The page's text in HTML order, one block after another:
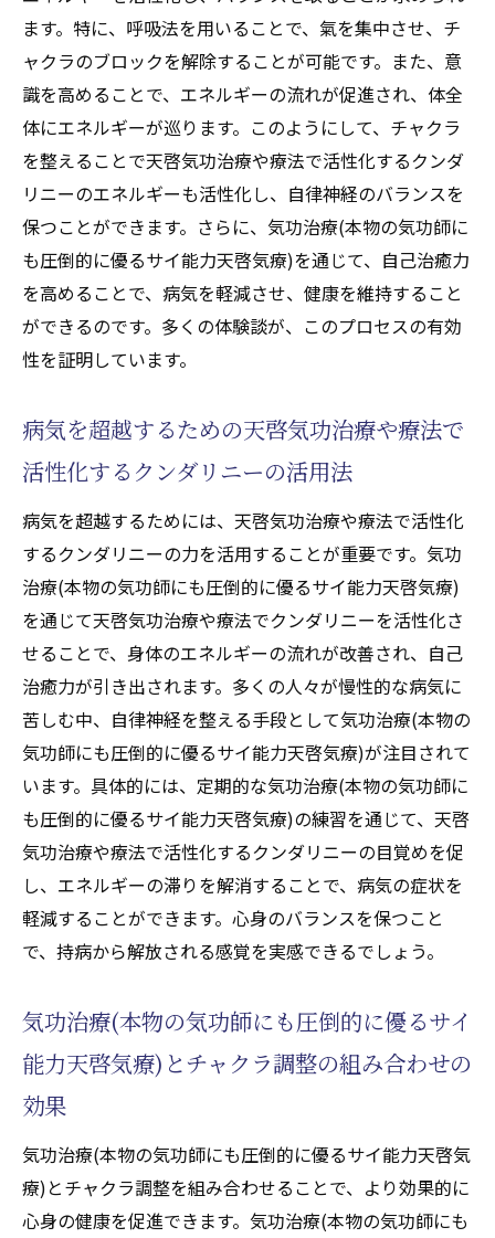
ます。特に、呼吸法を用いることで、氣を集中させ、チ
ャクラのブロックを解除することが可能です。また、意
識を高めることで、エネルギーの流れが促進され、体全
体にエネルギーが巡ります。このようにして、チャクラ
を整えることで天啓気功治療や療法で活性化するクンダ
リニーのエネルギーも活性化し、自律神経のバランスを
保つことができます。さらに、気功治療(本物の気功師に
も圧倒的に優るサイ能力天啓気療)を通じて、自己治癒力
を高めることで、病気を軽減させ、健康を維持すること
ができるのです。多くの体験談が、このプロセスの有効
性を証明しています。
病気を超越するための天啓気功治療や療法で
活性化するクンダリニーの活用法
病気を超越するためには、天啓気功治療や療法で活性化
するクンダリニーの力を活用することが重要です。気功
治療(本物の気功師にも圧倒的に優るサイ能力天啓気療)
を通じて天啓気功治療や療法でクンダリニーを活性化さ
せることで、身体のエネルギーの流れが改善され、自己
治癒力が引き出されます。多くの人々が慢性的な病気に
苦しむ中、自律神経を整える手段として気功治療(本物の
気功師にも圧倒的に優るサイ能力天啓気療)が注目されて
います。具体的には、定期的な気功治療(本物の気功師に
も圧倒的に優るサイ能力天啓気療)の練習を通じて、天啓
気功治療や療法で活性化するクンダリニーの目覚めを促
し、エネルギーの滞りを解消することで、病気の症状を
軽減することができます。心身のバランスを保つこと
で、持病から解放される感覚を実感できるでしょう。
気功治療(本物の気功師にも圧倒的に優るサイ
能力天啓気療)とチャクラ調整の組み合わせの
効果
気功治療(本物の気功師にも圧倒的に優るサイ能力天啓気
療)とチャクラ調整を組み合わせることで、より効果的に
心身の健康を促進できます。気功治療(本物の気功師にも